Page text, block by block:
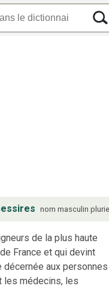
nom masculin
de la plus haute
France et qui devint
décernée aux personnes
les médecins, les